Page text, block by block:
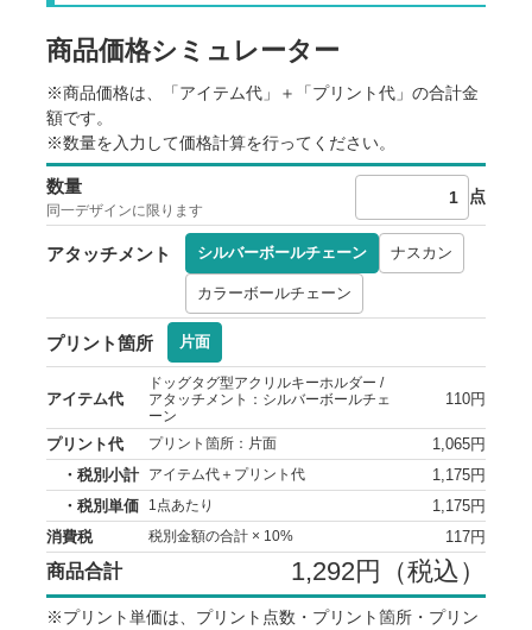
商品価格シミュレーター
※商品価格は、「アイテム代」＋「プリント代」の合計金
額です。
※数量を入力して価格計算を行ってください。
数量
同一デザインに限ります
点
アタッチメント シルバーボールチェーン ナスカン
カラーボールチェーン
プリント箇所 片面
アイテム代
ドッグタグ型アクリルキーホルダー /
アタッチメント：シルバーボールチェ
ーン
110円
プリント代 プリント箇所：片面
1,065円
・税別小計
アイテム代＋プリント代
1,175円
・税別単価
1点あたり
1,175円
消費税
税別金額の合計 × 10% 117円
商品合計 1,292円（税込）
※プリント単価は、プリント点数・プリント箇所・プリン